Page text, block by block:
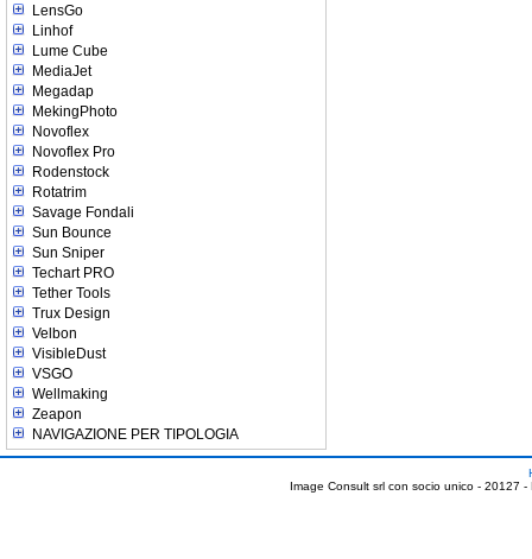
LensGo
Linhof
Lume Cube
MediaJet
Megadap
MekingPhoto
Novoflex
Novoflex Pro
Rodenstock
Rotatrim
Savage Fondali
Sun Bounce
Sun Sniper
Techart PRO
Tether Tools
Trux Design
Velbon
VisibleDust
VSGO
Wellmaking
Zeapon
NAVIGAZIONE PER TIPOLOGIA
Image Consult srl con socio unico - 20127